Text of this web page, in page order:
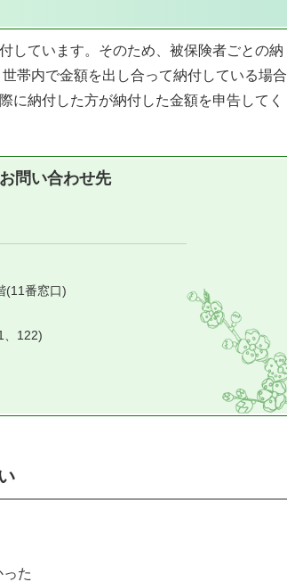
しています。そのため、被保険者ごとの納
帯内で金額を出し合って納付している場合
に納付した方が納付した金額を申告してく
問い合わせ先
(11番窓口)
、122)
た